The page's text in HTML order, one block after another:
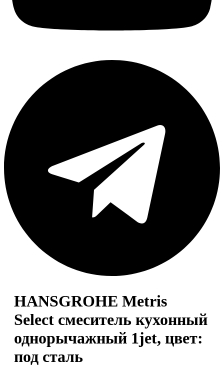
HANSGROHE Metris
Select смеситель кухонный
однорычажный 1jet, цвет:
под сталь